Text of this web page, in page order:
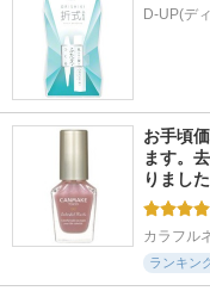
レノア D-UP(デ
お手頃
ます。
りまし
カラフル
ランキン